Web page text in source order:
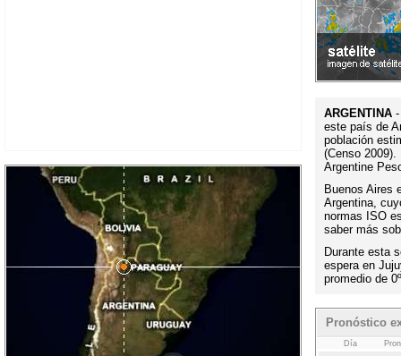
ARGENTINA
este país de
población
(Censo
Argentine
Buenos Aires
Argentina,
normas ISO
saber más
Durante esta
espera en
promedio de
Pronóstico
Día